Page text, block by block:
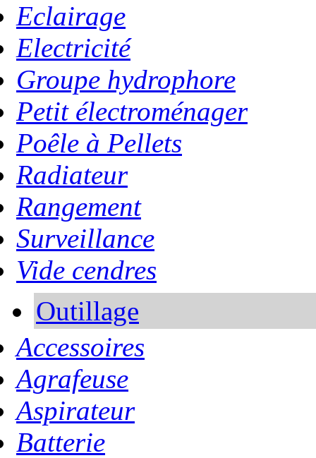
Eclairage
Electricité
Groupe hydrophore
Petit électroménager
Poêle à Pellets
Radiateur
Rangement
Surveillance
Vide cendres
Outillage
Accessoires
Agrafeuse
Aspirateur
Batterie